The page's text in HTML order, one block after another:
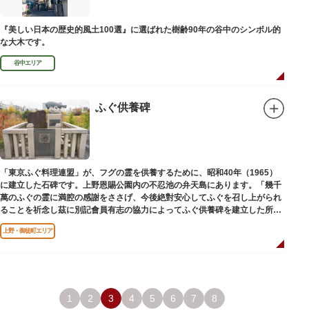
『美しい日本の歴史的風土100選』に選ばれた樹齢90年の谷中のシンボル的
な大木です。
谷中エリア
ふぐ供養碑
「東京ふぐ料理連盟」が、フグの霊を供養するために、昭和40年（1965）
に建立した石碑です。上野恩賜公園内の不忍池の弁天島にあります。「幾千
萬のふぐの霊に満腔の感謝をささげ、今後絶對安心してふぐを召し上がられ
ることを祈念し茲に別記會員有志の協力によってふぐ供養碑を建立した所以
であります」と刻まれています。
上野・御徒町エリア
1 2 3 4 5 6 7 8